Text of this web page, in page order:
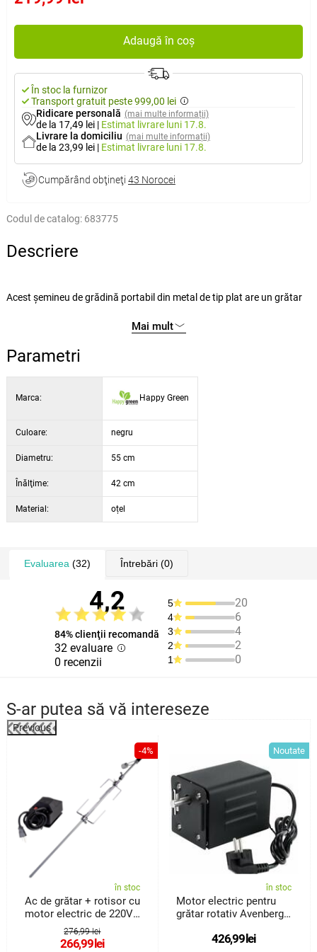
Adaugă în coș
În stoc la furnizor
Transport gratuit peste 999,00 lei
Ridicare personală (mai multe informații)
de la 17,49 lei | Estimat livrare luni 17.8.
Livrare la domiciliu (mai multe informații)
de la 23,99 lei | Estimat livrare luni 17.8.
Cumpărând obţineţi 43 Norocei
Codul de catalog: 683775
Descriere
Acest șemineu de grădină portabil din metal de tip plat are un grătar
Înălțimea grătarului de la sol este de 42 cm.
Foișorul de foc este echipat cu un capac din plasă pentru a împiedica
scăparea micilor cărbuni. Este montat pe picioare ușor de pliat pentru
Mai mult
Parametri
Marca: Happy Green
Culoare: negru
Diametru: 55 cm
Înălţime: 42 cm
Material: oțel
Evaluarea (32) Întrebări(0)
4,2
84% clienţii recomandă
32 evaluare
0 recenzii
5 20
4 6
3 4
2 2
1 0
S-ar putea să vă intereseze
Previous
-4%
în stoc
Ac de grătar + rotisor cu
motor electric de 220V
276,99 lei
266,99lei
Noutate
în stoc
Motor electric pentru
grătar rotativ Avenberg
426,99lei